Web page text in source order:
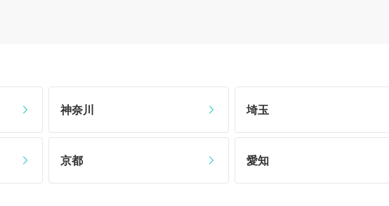
神奈川 埼玉
京都 愛知